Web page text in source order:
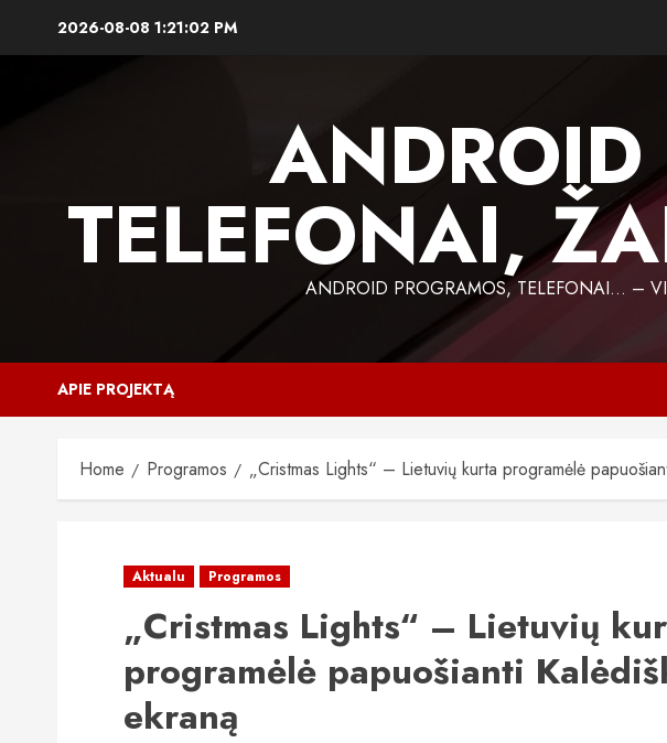
2026-08-08 1:21:03 PM
TELEFONAI,
ANDROID PROGRAMOS, TELEFONAI… –
APIE PROJEKTĄ
Home Programos „Cristmas Lights“ – Lietuvių kurta programėlė
Aktualu Programos
„Cristmas Lights“ – Lietuvių
programėlė papuošianti
ekraną